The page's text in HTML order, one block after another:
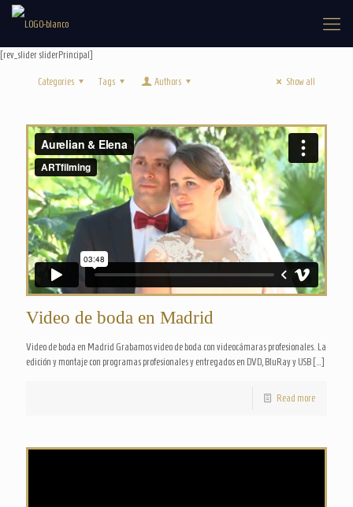
[rev_slider sliderPrincipal]
Categories Tags Authors Show all
Video de boda en Madrid
Video de boda en Madrid Grabamos video de boda con videocámaras profesionales. La
edición y montaje con programas profesionales y entregados en DVD, BluRay y USB […]
Read more